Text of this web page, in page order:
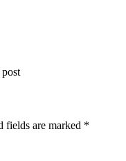
fields are marked *